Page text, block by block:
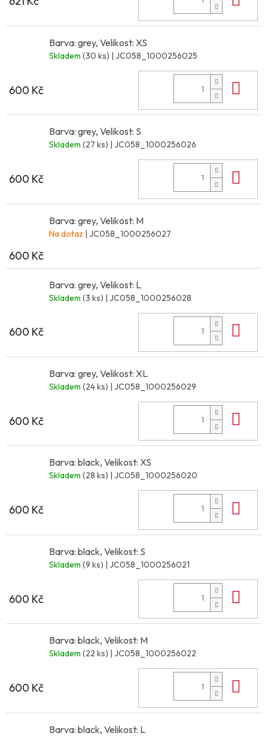
Barva: grey, Velikost: XS
Skladem (30 ks) | JC058_1000256025
600 Kč
Barva: grey, Velikost: S
Skladem (27 ks) | JC058_1000256026
600 Kč
Barva: grey, Velikost: M
Na dotaz | JC058_1000256027
600 Kč
Barva: grey, Velikost: L
Skladem (3 ks) | JC058_1000256028
600 Kč
Barva: grey, Velikost: XL
Skladem (24 ks) | JC058_1000256029
600 Kč
Barva: black, Velikost: XS
Skladem (28 ks) | JC058_1000256020
600 Kč
Barva: black, Velikost: S
Skladem (9 ks) | JC058_1000256021
600 Kč
Barva: black, Velikost: M
Skladem (22 ks) | JC058_1000256022
600 Kč
Barva: black, Velikost: L